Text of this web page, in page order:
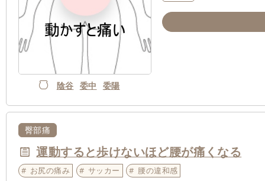
陰谷 委中 委陽
臀部痛
運動すると歩けないほど腰が痛くなる
お尻の痛み サッカー 腰の違和感